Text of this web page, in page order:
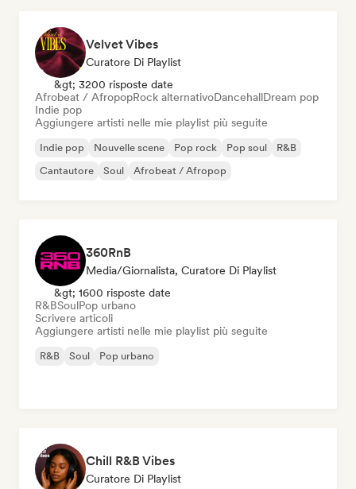
Velvet Vibes
Curatore Di Playlist
&gt; 3200 risposte date
Afrobeat / AfropopRock alternativoDancehallDream pop
Indie pop
Aggiungere artisti nelle mie playlist più seguite
Indie pop Nouvelle scene Pop rock Pop soul
R&B
Cantautore
Soul Afrobeat / Afropop
360RnB
Media/Giornalista, Curatore Di Playlist
&gt; 1600 risposte date
R&BSoulPop urbano
Scrivere articoli
Aggiungere artisti nelle mie playlist più seguite
R&B Soul Pop urbano
Chill R&B Vibes
Curatore Di Playlist